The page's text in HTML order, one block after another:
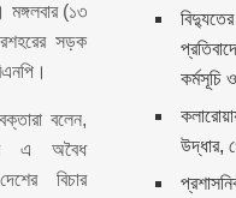
মঙ্গলবার (১৩
সড়ক
বলেন,
এ অবৈধ
বিচার
কর্মসূচি
উদ্ধার,